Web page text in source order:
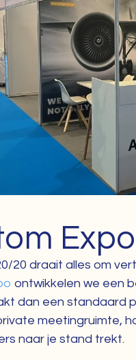
Expo
20 draait alles om
ontwikkelen we een
dan een standaard
meetingruimte,
naar je stand trekt.